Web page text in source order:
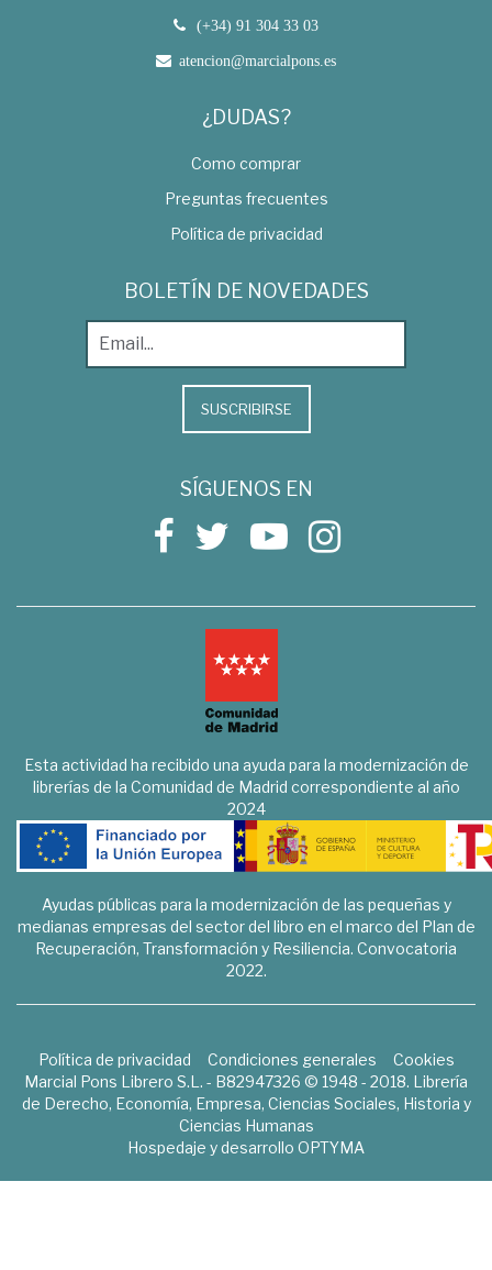
(+34) 91 304 33 03
atencion@marcialpons.es
¿DUDAS?
Como comprar
Preguntas frecuentes
Política de privacidad
BOLETÍN DE NOVEDADES
SUSCRIBIRSE
SÍGUENOS EN
Esta actividad ha recibido una ayuda para la modernización de
librerías de la Comunidad de Madrid correspondiente al año
2024
Ayudas públicas para la modernización de las pequeñas y
medianas empresas del sector del libro en el marco del Plan de
Recuperación, Transformación y Resiliencia. Convocatoria
2022.
Política de privacidad Condiciones generales
Cookies
Marcial Pons Librero S.L. - B82947326 © 1948 - 2018. Librería
de Derecho, Economía, Empresa, Ciencias Sociales, Historia y
Ciencias Humanas
Hospedaje y desarrollo OPTYMA